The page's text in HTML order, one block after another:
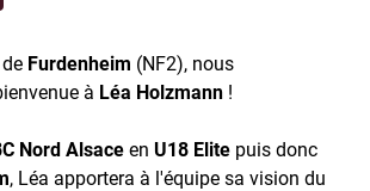
Furdenheim (NF2), nous
à Léa Holzmann !
Nord Alsaceen U18 Elite puis donc
, Léa apportera à l'équipe sa vision du